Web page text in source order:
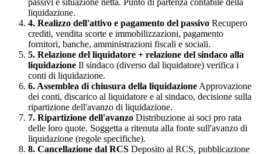
liquidazione.
4. Realizzo dell'attivo e pagamento del passivo Recupero
crediti, vendita scorte e immobilizzazioni, pagamento
fornitori, banche, amministrazioni fiscali e sociali.
5. Relazione del liquidatore + relazione del sindaco alla
liquidazione Il sindaco (diverso dal liquidatore) verifica i
conti di liquidazione.
6. Assemblea di chiusura della liquidazione Approvazione
dei conti, discarico al liquidatore e al sindaco, decisione sulla
ripartizione dell'avanzo di liquidazione.
7. Ripartizione dell'avanzo Distribuzione ai soci pro rata
delle loro quote. Soggetta a ritenuta alla fonte sull'avanzo di
liquidazione (regole specifiche).
8. Cancellazione dal RCS Deposito al RCS, pubblicazione